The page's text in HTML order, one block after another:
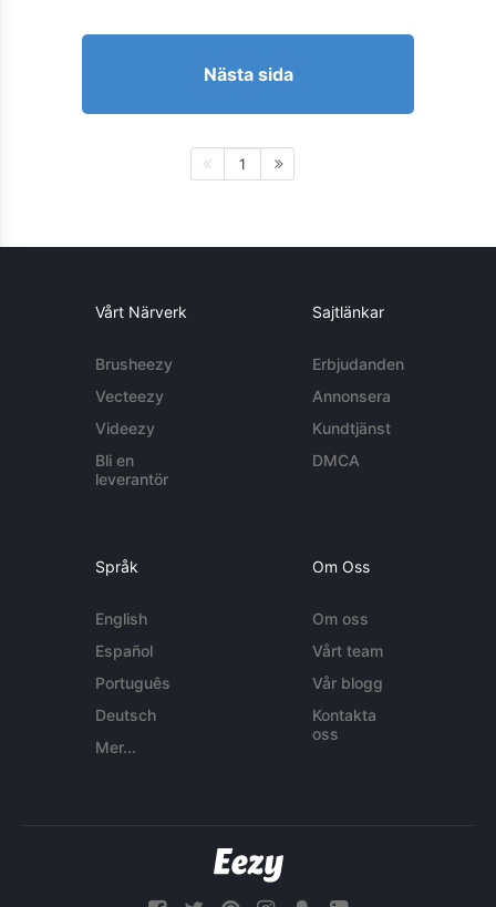
Nästa sida
1
Vårt Närverk
Brusheezy
Vecteezy
Videezy
Bli en
leverantör
Sajtlänkar
Erbjudanden
Annonsera
Kundtjänst
DMCA
Språk
English
Español
Português
Deutsch
Mer...
Om Oss
Om oss
Vårt team
Vår blogg
Kontakta
oss